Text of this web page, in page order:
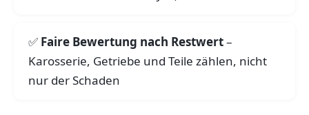
Faire Bewertung nach Restwert–
Karosserie, Getriebe und Teile zählen, nicht
nur der Schaden